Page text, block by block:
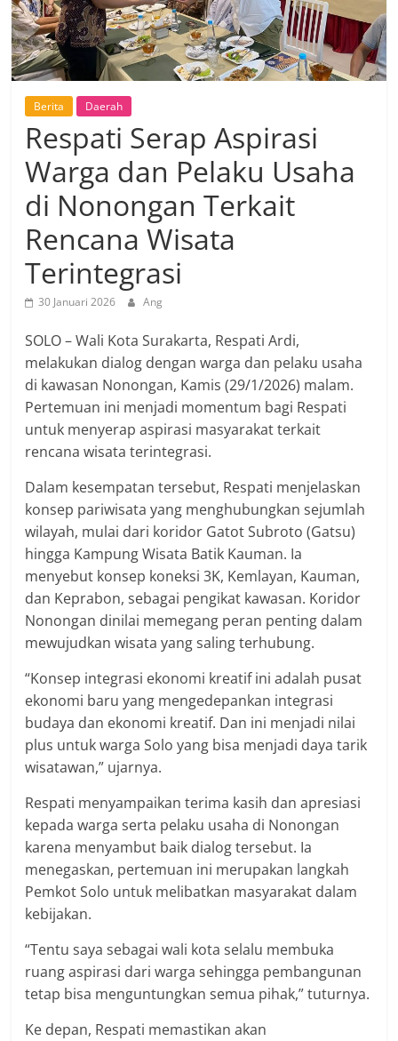
Berita Daerah
Respati Serap Aspirasi
Warga dan Pelaku Usaha
di Nonongan Terkait
Rencana Wisata
Terintegrasi
30 Januari 2026 Ang
SOLO – Wali Kota Surakarta, Respati Ardi,
melakukan dialog dengan warga dan pelaku usaha
di kawasan Nonongan, Kamis (29/1/2026) malam.
Pertemuan ini menjadi momentum bagi Respati
untuk menyerap aspirasi masyarakat terkait
rencana wisata terintegrasi.
Dalam kesempatan tersebut, Respati menjelaskan
konsep pariwisata yang menghubungkan sejumlah
wilayah, mulai dari koridor Gatot Subroto (Gatsu)
hingga Kampung Wisata Batik Kauman. Ia
menyebut konsep koneksi 3K, Kemlayan, Kauman,
dan Keprabon, sebagai pengikat kawasan. Koridor
Nonongan dinilai memegang peran penting dalam
mewujudkan wisata yang saling terhubung.
“Konsep integrasi ekonomi kreatif ini adalah pusat
ekonomi baru yang mengedepankan integrasi
budaya dan ekonomi kreatif. Dan ini menjadi nilai
plus untuk warga Solo yang bisa menjadi daya tarik
wisatawan,” ujarnya.
Respati menyampaikan terima kasih dan apresiasi
kepada warga serta pelaku usaha di Nonongan
karena menyambut baik dialog tersebut. Ia
menegaskan, pertemuan ini merupakan langkah
Pemkot Solo untuk melibatkan masyarakat dalam
kebijakan.
“Tentu saya sebagai wali kota selalu membuka
ruang aspirasi dari warga sehingga pembangunan
tetap bisa menguntungkan semua pihak,” tuturnya.
Ke depan, Respati memastikan akan